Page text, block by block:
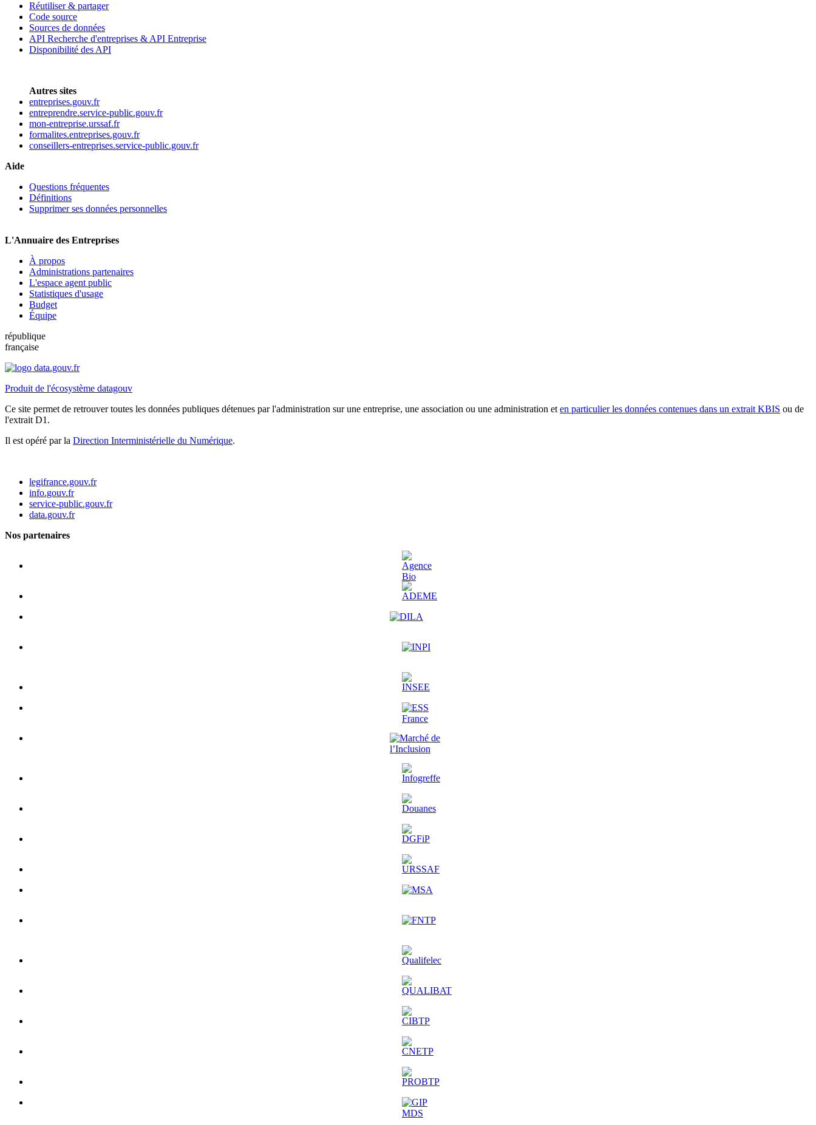
Réutiliser & partager
Code source
Sources de données
API Recherche d'entreprises & API Entreprise
Disponibilité des API
Autres sites
entreprises.gouv.fr
entreprendre.service-public.gouv.fr
mon-entreprise.urssaf.fr
formalites.entreprises.gouv.fr
conseillers-entreprises.service-public.gouv.fr
Aide
Questions fréquentes
Définitions
Supprimer ses données personnelles
L'Annuaire des Entreprises
À propos
Administrations partenaires
L'espace agent public
Statistiques d'usage
Budget
Équipe
république
française
Produit de l'écosystème datagouv
Ce site permet de retrouver toutes les données publiques détenues par l'administration sur une entreprise, une association ou une administration et en particulier les données contenues dans un extrait KBIS ou de
l'extrait D1.
Il est opéré par la Direction Interministérielle du Numérique.
legifrance.gouv.fr
info.gouv.fr
service-public.gouv.fr
data.gouv.fr
Nos partenaires